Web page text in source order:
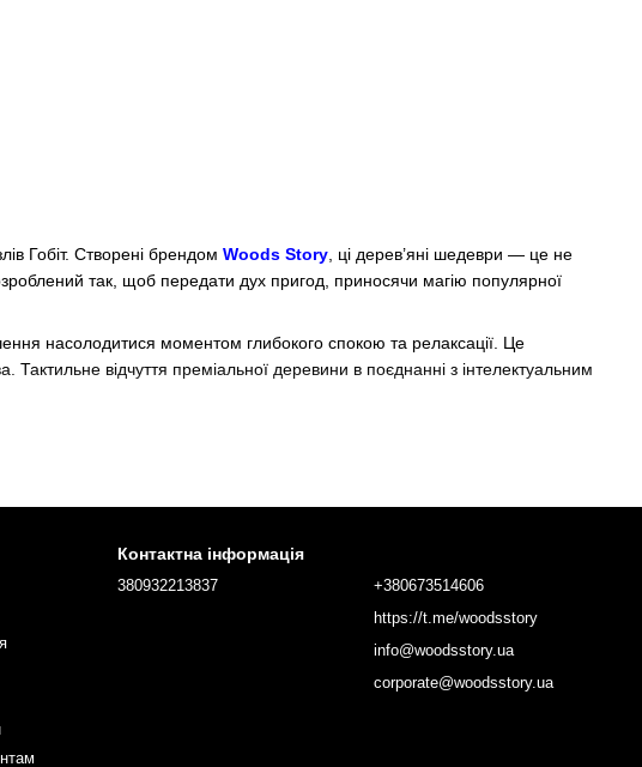
Гобіт. Створені брендом Woods Story , ці дерев’яні шедеври — це не
так, щоб передати дух пригод, приносячи магію популярної
насолодитися моментом глибокого спокою та релаксації. Це
відчуття преміальної деревини в поєднанні з інтелектуальним
об’єкт.
Контактна інформація
380932213837
+380673514606
https://t.me/woodsstory
info@woodsstory.ua
corporate@woodsstory.ua